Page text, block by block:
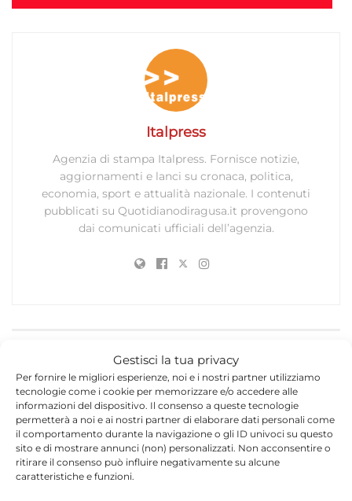
Gestisci la tua privacy
Per fornire le migliori esperienze, noi e i nostri partner utilizziamo
tecnologie come i cookie per memorizzare e/o accedere alle
informazioni del dispositivo. Il consenso a queste tecnologie
permetterà a noi e ai nostri partner di elaborare dati personali come
il comportamento durante la navigazione o gli ID univoci su questo
sito e di mostrare annunci (non) personalizzati. Non acconsentire o
ritirare il consenso può influire negativamente su alcune
caratteristiche e funzioni.
Italpress
Agenzia di stampa Italpress. Fornisce notizie,
aggiornamenti e lanci su cronaca, politica,
economia, sport e attualità nazionale. I contenuti
pubblicati su Quotidianodiragusa.it provengono
dai comunicati ufficiali dell’agenzia.
Lascia un commento
Il tuo indirizzo email non sarà pubblicato. I campi
obbligatori sono contrassegnati*
Commento*